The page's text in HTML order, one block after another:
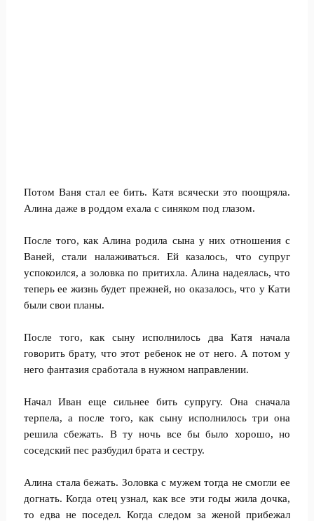
Потом Ваня стал ее бить. Катя всячески это поощряла.
Алина даже в роддом ехала с синяком под глазом.
После того, как Алина родила сына у них отношения с
Ваней, стали налаживаться. Ей казалось, что супруг
успокоился, а золовка по притихла. Алина надеялась, что
теперь ее жизнь будет прежней, но оказалось, что у Кати
были свои планы.
После того, как сыну исполнилось два Катя начала
говорить брату, что этот ребенок не от него. А потом у
него фантазия сработала в нужном направлении.
Начал Иван еще сильнее бить супругу. Она сначала
терпела, а после того, как сыну исполнилось три она
решила сбежать. В ту ночь все бы было хорошо, но
соседский пес разбудил брата и сестру.
Алина стала бежать. Золовка с мужем тогда не смогли ее
догнать. Когда отец узнал, как все эти годы жила дочка,
то едва не поседел. Когда следом за женой прибежал